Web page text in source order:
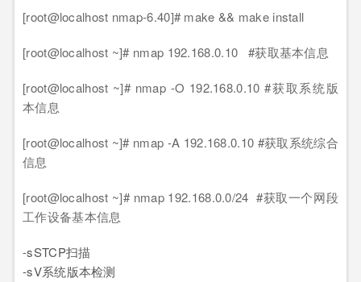
[root@localhost nmap-6.40]# make && make install
[root@localhost ~]# nmap 192.168.0.10 #获取基本信息
[root@localhost ~]# nmap -O 192.168.0.10 #获取系统版
本信息
[root@localhost ~]# nmap -A 192.168.0.10 #获取系统综合
信息
[root@localhost ~]# nmap 192.168.0.0/24 #获取一个网段
工作设备基本信息
-sSTCP扫描
-sV系统版本检测